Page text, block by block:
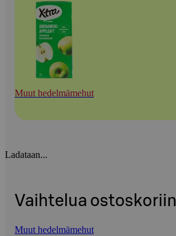
Muut hedelmämehut
Ladataan...
Vaihtelua ostoskoriin
Muut hedelmämehut